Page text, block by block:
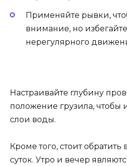
Применяйте рывки,
внимание, но
нерегулярного
Настраивайте глубину
положение грузила, чтобы
слои воды.
Кроме того, стоит
суток. Утро и вечер